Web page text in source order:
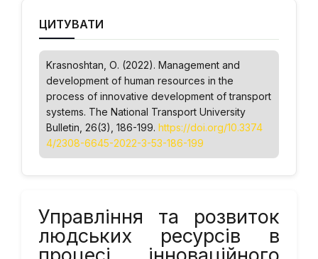
ЦИТУВАТИ
Krasnoshtan, О. (2022). Management and
development of human resources in the
process of innovative development of transport
systems. The National Transport University
Bulletin , 26(3), 186-199. https://doi.org/10.3374
4/2308-6645-2022-3-53-186-199
Управління та розвиток
людських ресурсів в